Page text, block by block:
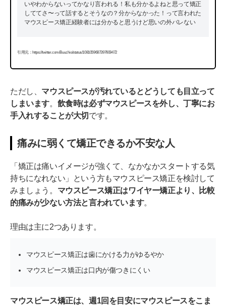
いやわからないってかなり言われる！私も分かるよねと思って矯正
しててさ〜って話するとそうなの？分からなかった！って言われた
マウスピース矯正経験者には分かると思うけど思いの外バレない
引用元：https://twitter.com/Buuchio/status/1081059687397609472
ただし、 マウスピースが汚れているとどうしても目立って
しまいます。 飲食時は必ずマウスピースを外し、丁寧にお
手入れすることが大切 です。
痛みに弱くて矯正できるか不安な人
「矯正は痛いイメージが強くて、なかなかスタートする気
持ちになれない」という方もマウスピース矯正を検討して
みましょう。 マウスピース矯正はワイヤー矯正より、比較
的痛みが少ない方法と言われています。
理由は主に2つあります。
マウスピース矯正は歯にかける力がゆるやか
マウスピース矯正は口内が傷つきにくい
マウスピース矯正は、週1回を目安にマウスピースをこま